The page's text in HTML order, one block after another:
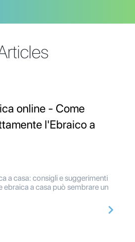
online - Come
l'Ebraico a
a casa: consigli e suggerimenti
a casa può sembrare un